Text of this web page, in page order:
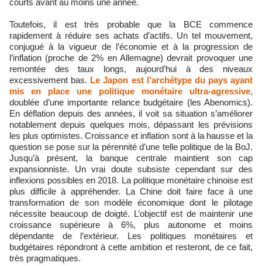
courts avant au moins une année.
Toutefois, il est très probable que la BCE commence
rapidement à réduire ses achats d’actifs. Un tel mouvement,
conjugué à la vigueur de l’économie et à la progression de
l’inflation (proche de 2% en Allemagne) devrait provoquer une
remontée des taux longs, aujourd’hui à des niveaux
excessivement bas. Le Japon est l’archétype du pays ayant
mis en place une politique monétaire ultra-agressive,
doublée d’une importante relance budgétaire (les Abenomics).
En déflation depuis des années, il voit sa situation s’améliorer
notablement depuis quelques mois, dépassant les prévisions
les plus optimistes. Croissance et inflation sont à la hausse et la
question se pose sur la pérennité d’une telle politique de la BoJ.
Jusqu’à présent, la banque centrale maintient son cap
expansionniste. Un vrai doute subsiste cependant sur des
inflexions possibles en 2018. La politique monétaire chinoise est
plus difficile à appréhender. La Chine doit faire face à une
transformation de son modèle économique dont le pilotage
nécessite beaucoup de doigté. L’objectif est de maintenir une
croissance supérieure à 6%, plus autonome et moins
dépendante de l’extérieur. Les politiques monétaires et
budgétaires répondront à cette ambition et resteront, de ce fait,
très pragmatiques.